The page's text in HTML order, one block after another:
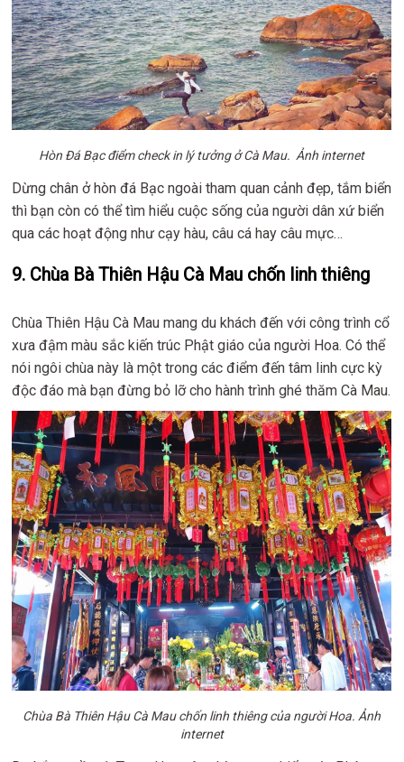
Hòn Đá Bạc điểm check in lý tưởng ở Cà Mau. Ảnh internet
Dừng chân ở hòn đá Bạc ngoài tham quan cảnh đẹp, tắm biển
thì bạn còn có thể tìm hiểu cuộc sống của người dân xứ biển
qua các hoạt động như cạy hàu, câu cá hay câu mực…
9. Chùa Bà Thiên Hậu Cà Mau chốn linh thiêng
Chùa Thiên Hậu Cà Mau mang du khách đến với công trình cổ
xưa đậm màu sắc kiến trúc Phật giáo của người Hoa. Có thể
nói ngôi chùa này là một trong các điểm đến tâm linh cực kỳ
độc đáo mà bạn đừng bỏ lỡ cho hành trình ghé thăm Cà Mau.
Chùa Bà Thiên Hậu Cà Mau chốn linh thiêng của người Hoa. Ảnh
internet